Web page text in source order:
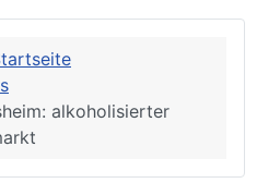
alkoholisierter